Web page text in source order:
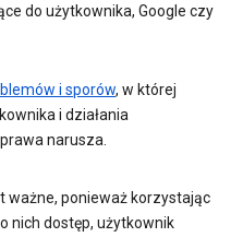
do użytkownika, Google czy
i sporów, w której
i działania
narusza.
ważne, ponieważ korzystając
nich dostęp, użytkownik